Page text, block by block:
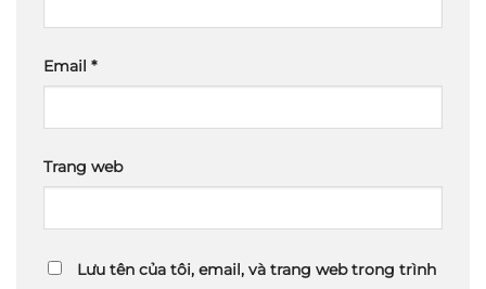
Email *
Trang web
Lưu tên của tôi, email, và trang web trong trình